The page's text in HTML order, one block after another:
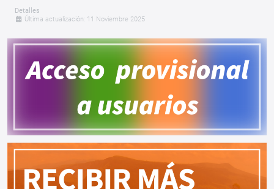
Detalles
Última actualización: 11 Noviembre 2025